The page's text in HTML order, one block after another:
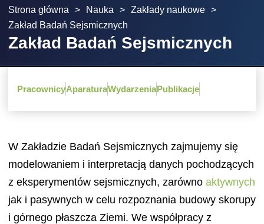
Strona główna > Nauka > Zakłady naukowe
>
Zakład Badań Sejsmicznych
Zakład Badań Sejsmicznych
PracownicyAparaturaWydarzeniaPublikacje
W Zakładzie Badań Sejsmicznych zajmujemy się
modelowaniem i interpretacją danych pochodzących
z eksperymentów sejsmicznych, zarówno aktywnych
jak i pasywnych w celu rozpoznania budowy skorupy
i górnego płaszcza Ziemi. We współpracy z